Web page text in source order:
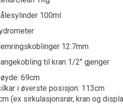
100ml
12.7mm
til kran 1/2" gjenger
69cm
i øverste posisjon: 113cm
(ex sirkulasjonsrør, kran og